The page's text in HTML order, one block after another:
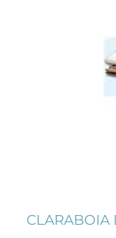
CLARABOIA